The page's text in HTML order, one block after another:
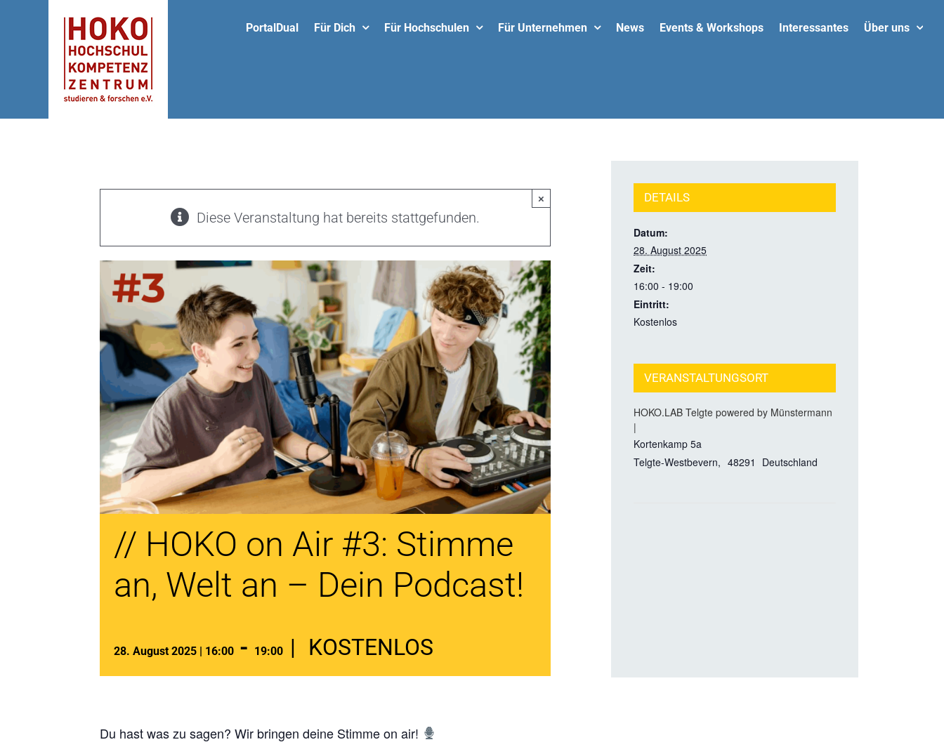
PortalDual Für Dich Für Hochschulen Für Unternehmen News Events & Workshops Interessantes Über uns
×
Diese Veranstaltung hat bereits stattgefunden.
// HOKO on Air #3: Stimme
an, Welt an – Dein Podcast!
28. August 2025 | 16:00 - 19:00 | KOSTENLOS
Du hast was zu sagen? Wir bringen deine Stimmeon air!
DETAILS
Datum:
28. August 2025
Zeit:
16:00 - 19:00
Eintritt:
Kostenlos
VERANSTALTUNGSORT
HOKO.LAB Telgte powered by Münstermann
|
Kortenkamp 5a
Telgte-Westbevern, 48291 Deutschland